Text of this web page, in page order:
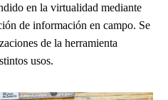
en la virtualidad mediante
de información en campo. Se
de la herramienta
usos.